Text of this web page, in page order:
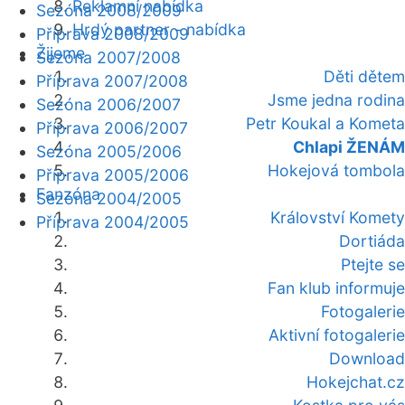
Reklamní nabídka
Hrdý partner - nabídka
Žijeme
Děti dětem
Jsme jedna rodina
Petr Koukal a Kometa
Chlapi ŽENÁM
Hokejová tombola
Fanzóna
Království Komety
Dortiáda
Ptejte se
Fan klub informuje
Fotogalerie
Aktivní fotogalerie
Download
Hokejchat.cz
Sezóna 2008/2009
Příprava 2008/2009
Sezóna 2007/2008
Příprava 2007/2008
Sezóna 2006/2007
Příprava 2006/2007
Sezóna 2005/2006
Příprava 2005/2006
Sezóna 2004/2005
Příprava 2004/2005